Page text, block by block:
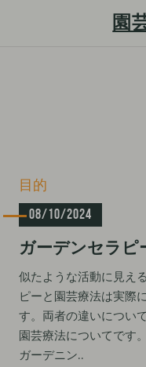
園
C
a
t
e
g
r
i
e
s
目的
08/10/2024
ガーデンセラピ
似たような活動に見え
ピーと園芸療法は実際
す。両者の違いについ
園芸療法についてです
ガーデニン..